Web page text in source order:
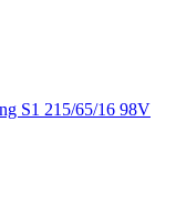
S1 215/65/16 98V